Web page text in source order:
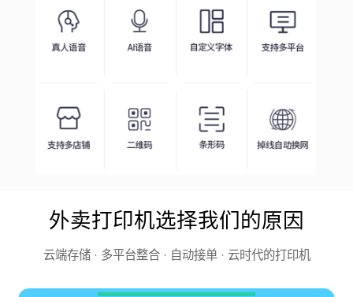
外卖打印机选择我们的原因
云端存储 · 多平台整合 · 自动接单 · 云时代的打印机